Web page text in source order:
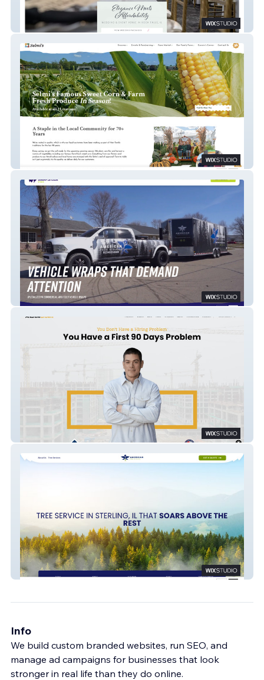
Mexicali Rose
Selmi's
Wrap Shock Studio
Andrew Brown
American Tree Serv
Info
We build custom branded websites, run SEO, and
manage ad campaigns for businesses that look
stronger in real life than they do online.